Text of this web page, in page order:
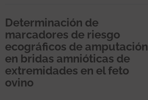
Determinación de
marcadores de riesgo
ecográficos de amputación
en bridas amnióticas de
extremidades en el feto
ovino